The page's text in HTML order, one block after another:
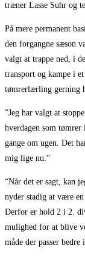
træner Lasse Suhr og
På mere permanent
den forgangne sæson
valgt at trappe ned, i
transport og kampe i
tømrerlærling gerning
”Jeg har valgt at
hverdagen som
gange om ugen. Det
mig lige nu.”
“Når det er sagt, kan
nyder stadig at være
Derfor er hold 2 i 2.
mulighed for at blive
måde der passer